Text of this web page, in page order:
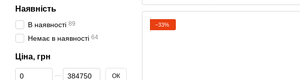
−33%
Наявність
В наявності 89
Немає в наявності 64
Ціна, грн
Від Ціна, грн
До Ціна, грн ОК